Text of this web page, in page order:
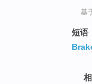
基
短语